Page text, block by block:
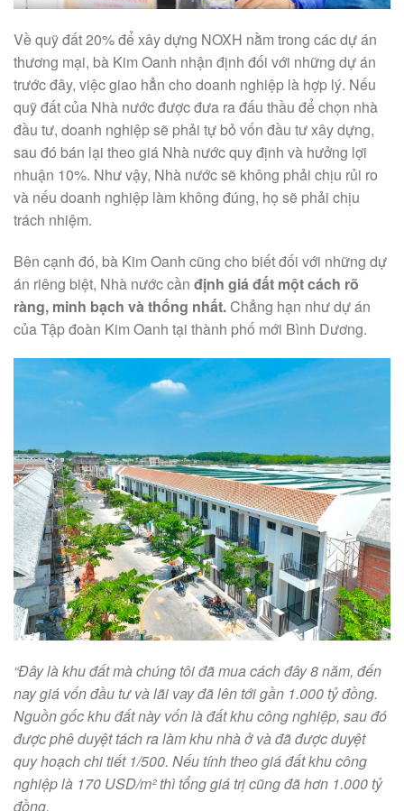
Về quỹ đất 20% để xây dựng NOXH nằm trong các dự án
thương mại, bà Kim Oanh nhận định đối với những dự án
trước đây, việc giao hẳn cho doanh nghiệp là hợp lý. Nếu
quỹ đất của Nhà nước được đưa ra đấu thầu để chọn nhà
đầu tư, doanh nghiệp sẽ phải tự bỏ vốn đầu tư xây dựng,
sau đó bán lại theo giá Nhà nước quy định và hưởng lợi
nhuận 10%. Như vậy, Nhà nước sẽ không phải chịu rủi ro
và nếu doanh nghiệp làm không đúng, họ sẽ phải chịu
trách nhiệm.
Bên cạnh đó, bà Kim Oanh cũng cho biết đối với những dự
án riêng biệt, Nhà nước cần định giá đất một cách rõ
ràng, minh bạch và thống nhất.Chẳng hạn như dự án
của Tập đoàn Kim Oanh tại thành phố mới Bình Dương.
“Đây là khu đất mà chúng tôi đã mua cách đây 8 năm, đến
nay giá vốn đầu tư và lãi vay đã lên tới gần 1.000 tỷ đồng.
Nguồn gốc khu đất này vốn là đất khu công nghiệp, sau đó
được phê duyệt tách ra làm khu nhà ở và đã được duyệt
quy hoạch chi tiết 1/500. Nếu tính theo giá đất khu công
nghiệp là 170 USD/m² thì tổng giá trị cũng đã hơn 1.000 tỷ
đồng.